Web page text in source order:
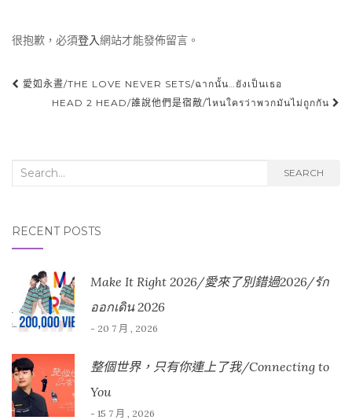
很抱歉，必須登入網站才能發佈留言。
Post navigation
愛如永晝/THE LOVE NEVER SETS/ฉากนั้น…ยังเป็นเธอ
HEAD 2 HEAD/誰說他們是宿敵/ไหนใครว่าพวกมันไม่ถูกกัน
Search for: SEARCH
RECENT POSTS
Make It Right 2026/愛來了別錯過2026/รัก
ออกเดิน 2026
- 20 7 月 , 2026
整個世界，只有你連上了我/Connecting to
You
- 15 7 月 , 2026